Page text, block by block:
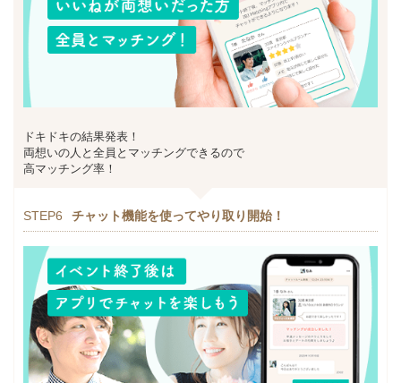
ドキドキの結果発表！
両想いの人と全員とマッチングできるので
高マッチング率！
STEP6 チャット機能を使ってやり取り開始！